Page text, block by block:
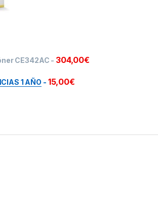
CE342AC - 304,00€
1 AÑO - 15,00€